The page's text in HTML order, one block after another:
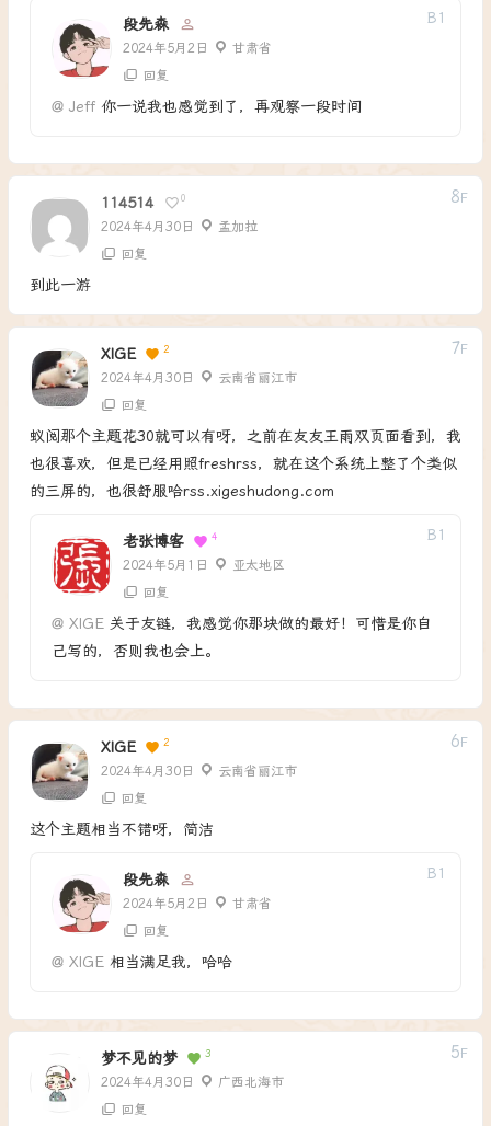
段先森
2024年5月2日 甘肃省
B 1
回复
@ Jeff你一说我也感觉到了，再观察一段时间
114514 0
2024年4月30日 孟加拉
8 F
回复
到此一游
XIGE 2
2024年4月30日 云南省丽江市
7F
回复
蚁阅那个主题花30就可以有呀，之前在友友王雨双页面看到，我
也很喜欢，但是已经用照freshrss，就在这个系统上整了个类似
的三屏的，也很舒服哈rss.xigeshudong.com
老张博客 4
2024年5月1日 亚太地区
B 1
回复
@ XIGE 关于友链，我感觉你那块做的最好！可惜是你自
己写的，否则我也会上。
XIGE 2
2024年4月30日 云南省丽江市
6 F
回复
这个主题相当不错呀，简洁
段先森
2024年5月2日 甘肃省
B 1
回复
@ XIGE 相当满足我，哈哈
梦不见的梦 3
2024年4月30日 广西北海市
5 F
回复